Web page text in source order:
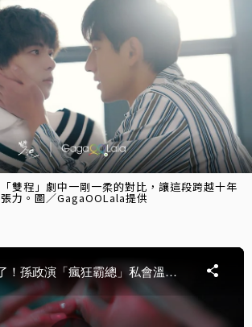
雙程」劇中一剛一柔的對比，讓這段跨越十年
力。圖／GagaOOLala提供